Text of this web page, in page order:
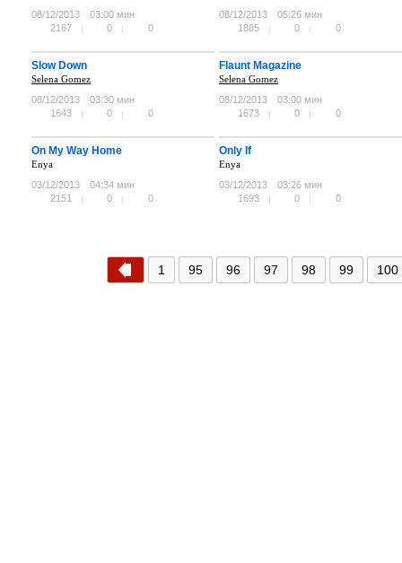
08/12/2013
03:00 мин
2167
0 0
08/12/2013
05:26 мин
1885
0 0
Slow Down
Selena Gomez
08/12/2013
03:30 мин
1643
0 0
Flaunt Magazine
Selena Gomez
08/12/2013
03:00 мин
1673
0 0
On My Way Home
Enya
03/12/2013
04:34 мин
2151
0 0
Only If
Enya
03/12/2013
03:26 мин
1693
0 0
1 95 96 97 98 99 100